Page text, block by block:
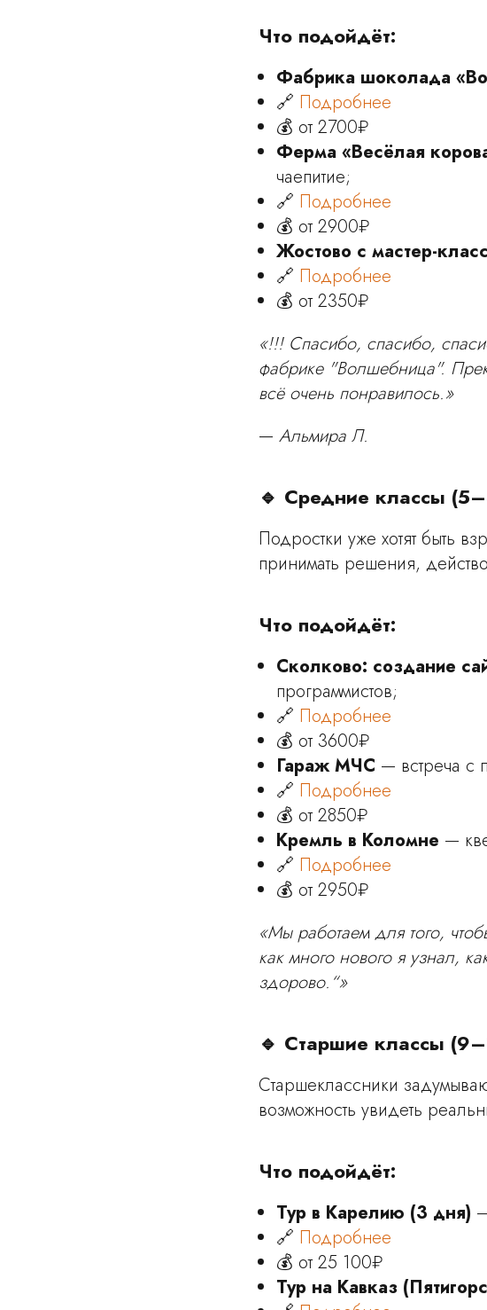
Что подойдёт:
Фабрика шоколада
🔗 Подробнее
💰 от 2700₽
Ферма «Весёлая
чаепитие;
🔗 Подробнее
💰 от 2900₽
Жостово с мастер-
🔗 Подробнее
💰 от 2350₽
«!!! Спасибо, спасибо,
фабрике "Волшебница".
всё очень понравилось.»
— Альмира Л.
🔹 Средние классы
Подростки уже хотят быть
принимать решения,
Что подойдёт:
Сколково: создание
программистов;
🔗 Подробнее
💰 от 3600₽
Гараж МЧС — встреча с
🔗 Подробнее
💰 от 2850₽
Кремль в Коломне —
🔗 Подробнее
💰 от 2950₽
«Мы работаем для того,
как много нового я узнал,
здорово.“»
🔹 Старшие классы
Старшеклассники
возможность увидеть
Что подойдёт:
Тур в Карелию (3 дня)
🔗 Подробнее
💰 от 25 100₽
Тур на Кавказ